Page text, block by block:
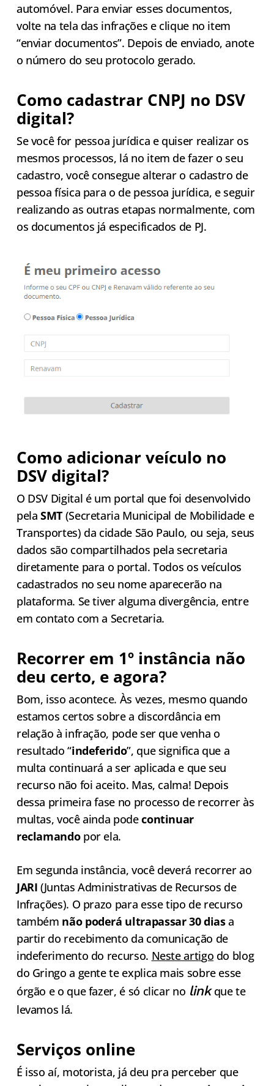
automóvel. Para enviar esses documentos,
volte na tela das infrações e clique no item
“enviar documentos”. Depois de enviado, anote
o número do seu protocolo gerado.
Como cadastrar CNPJ no DSV
digital?
Se você for pessoa jurídica e quiser realizar os
mesmos processos, lá no item de fazer o seu
cadastro, você consegue alterar o cadastro de
pessoa física para o de pessoa jurídica, e seguir
realizando as outras etapas normalmente, com
os documentos já especificados de PJ.
Como adicionar veículo no
DSV digital?
O DSV Digital é um portal que foi desenvolvido
pelaSMT (Secretaria Municipal de Mobilidade e
Transportes) da cidade São Paulo, ou seja, seus
dados são compartilhados pela secretaria
diretamente para o portal. Todos os veículos
cadastrados no seu nome aparecerão na
plataforma. Se tiver alguma divergência, entre
em contato com a Secretaria.
Recorrer em 1º instância não
deu certo, e agora?
Bom, isso acontece. Às vezes, mesmo quando
estamos certos sobre a discordância em
relação à infração, pode ser que venha o
resultado “indeferido”, que significa que a
multa continuará a ser aplicada e que seu
recurso não foi aceito. Mas, calma! Depois
dessa primeira fase no processo de recorrer às
multas, você ainda podecontinuar
reclamandopor ela.
Em segunda instância, você deverá recorrer ao
JARI (Juntas Administrativas de Recursos de
Infrações). O prazo para esse tipo de recurso
também não poderá ultrapassar 30 diasa
partir do recebimento da comunicação de
indeferimento do recurso. Neste artigo do blog
do Gringo a gente te explica mais sobre esse
órgão e o que fazer, é só clicar no linkque te
levamos lá.
Serviços online
É isso aí, motorista, já deu pra perceber que